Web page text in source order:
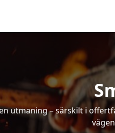
utmaning – särskilt i